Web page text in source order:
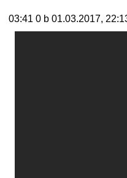
03:41 0 b 01.03.2017,